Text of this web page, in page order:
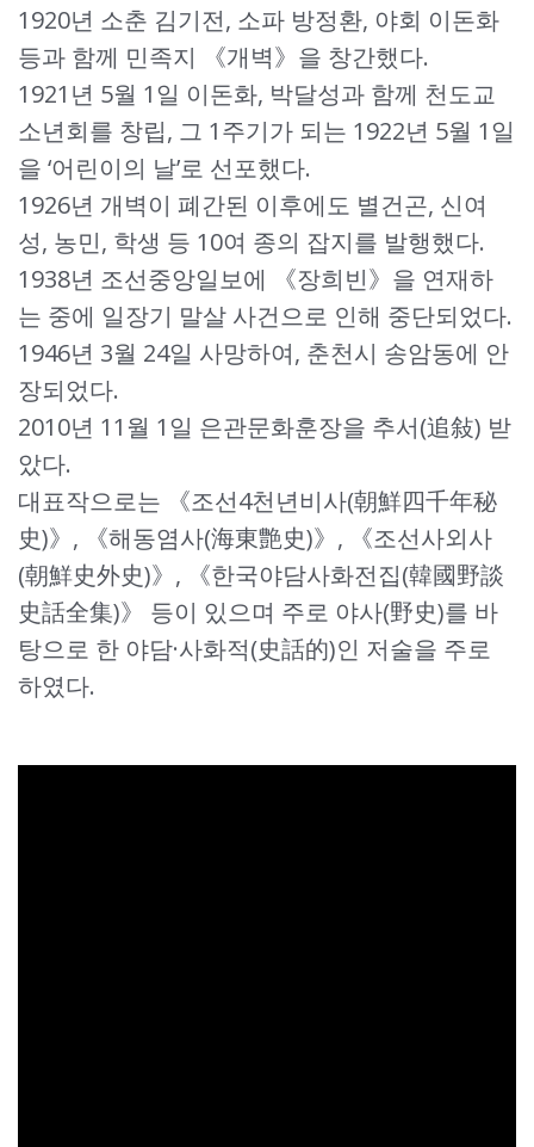
1920년 소춘 김기전, 소파 방정환, 야회 이돈화
등과 함께 민족지 《개벽》을 창간했다.
1921년 5월 1일 이돈화, 박달성과 함께 천도교
소년회를 창립, 그 1주기가 되는 1922년 5월 1일
을 ‘어린이의 날’로 선포했다.
1926년 개벽이 폐간된 이후에도 별건곤, 신여
성, 농민, 학생 등 10여 종의 잡지를 발행했다.
1938년 조선중앙일보에 《장희빈》을 연재하
는 중에 일장기 말살 사건으로 인해 중단되었다.
1946년 3월 24일 사망하여, 춘천시 송암동에 안
장되었다.
2010년 11월 1일 은관문화훈장을 추서(追敍) 받
았다.
대표작으로는 《조선4천년비사(朝鮮四千年秘
史)》, 《해동염사(海東艶史)》, 《조선사외사
(朝鮮史外史)》, 《한국야담사화전집(韓國野談
史話全集)》 등이 있으며 주로 야사(野史)를 바
탕으로 한 야담·사화적(史話的)인 저술을 주로
하였다.